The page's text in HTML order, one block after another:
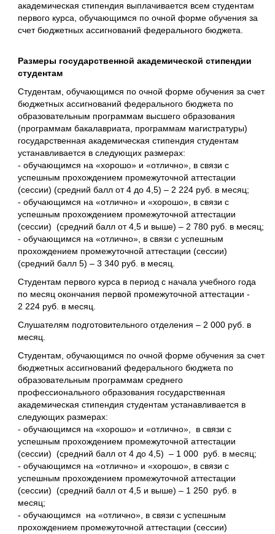
академическая стипендия выплачивается всем студентам
первого курса, обучающимся по очной форме обучения за
счет бюджетных ассигнований федерального бюджета.
Размеры государственной академической стипендии
студентам
Студентам, обучающимся по очной форме обучения за счет
бюджетных ассигнований федерального бюджета по
образовательным программам высшего образования
(программам бакалавриата, программам магистратуры)
государственная академическая стипендия студентам
устанавливается в следующих размерах:
- обучающимся на «хорошо» и «отлично», в связи с
успешным прохождением промежуточной аттестации
(сессии) (средний балл от 4 до 4,5) – 2 224 руб. в месяц;
- обучающимся на «отлично» и «хорошо», в связи с
успешным прохождением промежуточной аттестации
(сессии) (средний балл от 4,5 и выше) – 2 780 руб. в месяц;
- обучающимся на «отлично», в связи с успешным
прохождением промежуточной аттестации (сессии)
(средний балл 5) – 3 340 руб. в месяц.
Студентам первого курса в период с начала учебного года
по месяц окончания первой промежуточной аттестации -
2 224 руб. в месяц.
Слушателям подготовительного отделения – 2 000 руб. в
месяц.
Студентам, обучающимся по очной форме обучения за счет
бюджетных ассигнований федерального бюджета по
образовательным программам среднего
профессионального образования государственная
академическая стипендия студентам устанавливается в
следующих размерах:
- обучающимся на «хорошо» и «отлично», в связи с
успешным прохождением промежуточной аттестации
(сессии) (средний балл от 4 до 4,5) – 1 000 руб. в месяц;
- обучающимся на «отлично» и «хорошо», в связи с
успешным прохождением промежуточной аттестации
(сессии) (средний балл от 4,5 и выше) – 1 250 руб. в
месяц;
- обучающимся на «отлично», в связи с успешным
прохождением промежуточной аттестации (сессии)